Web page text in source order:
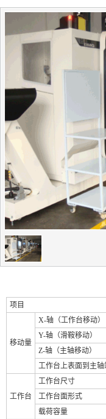
项目
移动量
X-轴（工作台移动）
Y-轴（滑鞍移动）
Z-轴（主轴移动）
工作台上表面到主轴
工作台
工作台尺寸
工作台面形式
载荷容量